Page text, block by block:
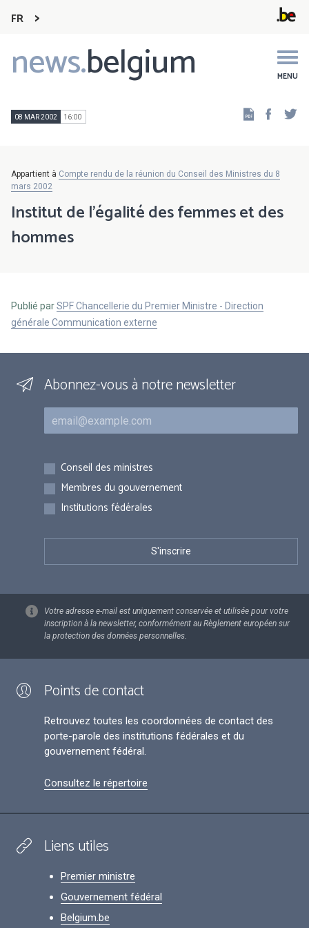
FR
news.belgium MENU
Main
navigation
08 MAR 2002 16:00
Appartient à Compte rendu de la réunion du Conseil des Ministres du 8
mars 2002
Institut de l'égalité des femmes et des
hommes
Publié parSPF Chancellerie du Premier Ministre - Direction
générale Communication externe
Abonnez-vous à notre newsletter
Courriel
Inscriptions
Conseil des ministres
Membres du gouvernement
Institutions fédérales
Votre adresse e-mail est uniquement conservée et utilisée pour votre
inscription à la newsletter, conformément au Règlement européen sur
la protection des données personnelles.
Points de contact
Retrouvez toutes les coordonnées de contact des
porte-parole des institutions fédérales et du
gouvernement fédéral.
Consultez le répertoire
Liens utiles
Premier ministre
Gouvernement fédéral
Belgium.be